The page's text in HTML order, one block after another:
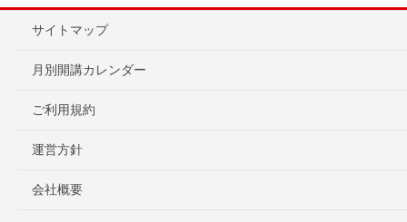
サイトマップ
月別開講カレンダー
ご利用規約
運営方針
会社概要